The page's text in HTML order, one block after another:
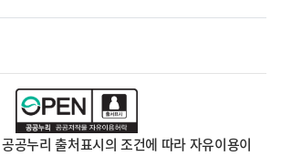
공누리 출처표시의 조건에 따라 자유이용이